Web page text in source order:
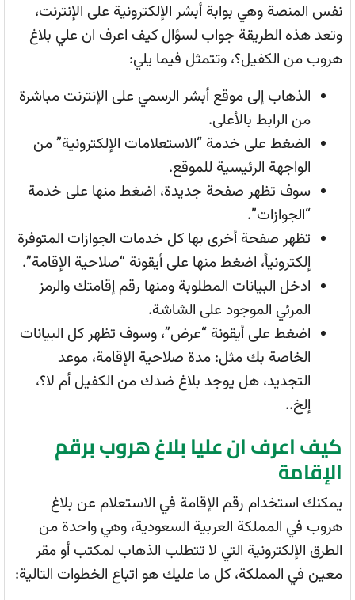
نفس المنصة وهي بوابة أبشر الإلكترونية على الإنترنت،
وتعد هذه الطريقة جواب لسؤال كيف اعرف ان علي بلاغ
هروب من الكفيل؟، وتتمثل فيما يلي:
الذهاب إلى موقع أبشر الرسمي على الإنترنت مباشرة
من الرابط بالأعلى.
الضغط على خدمة “الاستعلامات الإلكترونية” من
الواجهة الرئيسية للموقع.
سوف تظهر صفحة جديدة، اضغط منها على خدمة
“الجوازات”.
تظهر صفحة أخرى بها كل خدمات الجوازات المتوفرة
إلكترونياً، اضغط منها على أيقونة “صلاحية الإقامة”.
ادخل البيانات المطلوبة ومنها رقم إقامتك والرمز
المرئي الموجود على الشاشة.
اضغط على أيقونة “عرض”، وسوف تظهر كل البيانات
الخاصة بك مثل: مدة صلاحية الإقامة، موعد
التجديد، هل يوجد بلاغ ضدك من الكفيل أم لا؟،
إلخ..
كيف اعرف ان عليا بلاغ هروب برقم
الإقامة
يمكنك استخدام رقم الإقامة في الاستعلام عن بلاغ
هروب في المملكة العربية السعودية، وهي واحدة من
الطرق الإلكترونية التي لا تتطلب الذهاب لمكتب أو مقر
معين في المملكة، كل ما عليك هو اتباع الخطوات التالية: